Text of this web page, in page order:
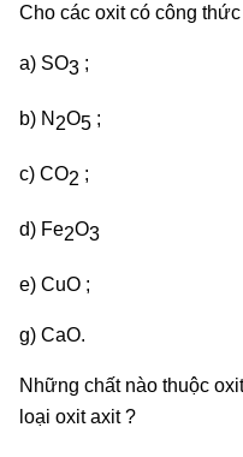
Cho các oxit có công
a) SO3 ;
b) N 2O5 ;
c) CO2 ;
d) Fe2O3
e) CuO ;
g) CaO.
Những chất nào thuộc
loại oxit axit ?